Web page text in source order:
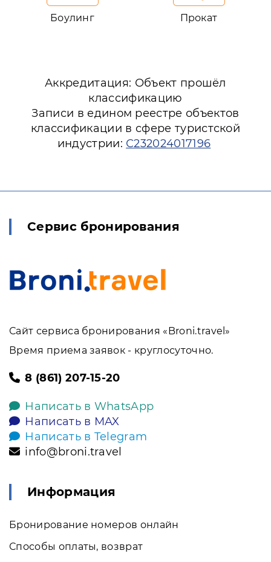
Боулинг Прокат
Аккредитация: Объект прошёл
классификацию
Записи в едином реестре объектов
классификации в сфере туристской
индустрии: С232024017196
Сервис бронирования
Сайт сервиса бронирования «Broni.travel»
Время приема заявок - круглосуточно.
8 (861) 207-15-20
Написать в WhatsApp
Написать в MAX
Написать в Telegram
info@broni.travel
Информация
Бронирование номеров онлайн
Способы оплаты, возврат